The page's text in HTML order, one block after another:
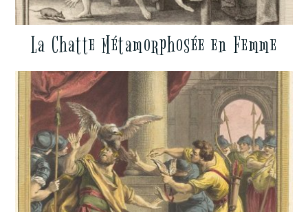
La Chatte Métamorphosée en Femme